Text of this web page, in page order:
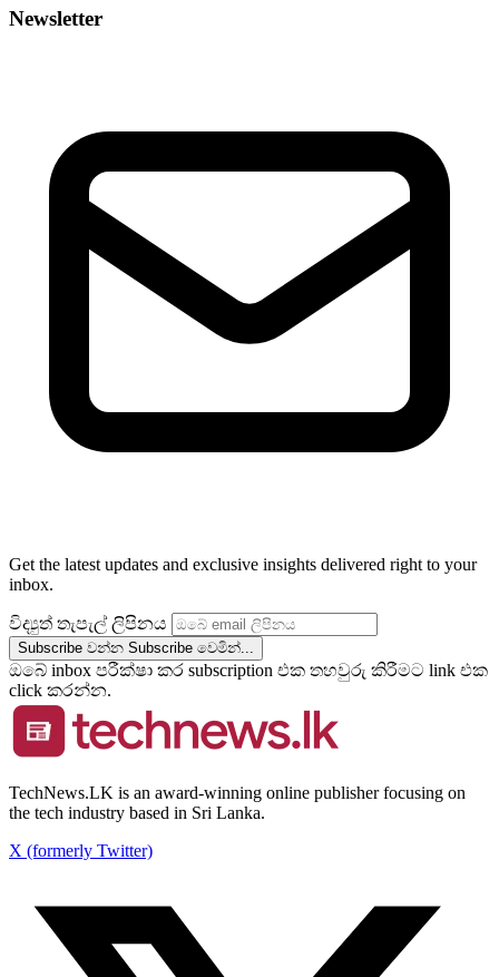
Newsletter
Get the latest updates and exclusive insights delivered right to your
inbox.
විද්‍යුත් තැපැල් ලිපිනය
Subscribe වන්න Subscribe වෙමින්...
ඔබේ inbox පරීක්ෂා කර subscription එක තහවුරු කිරීමට link එක
click කරන්න.
TechNews.LK is an award-winning online publisher focusing on
the tech industry based in Sri Lanka.
X (formerly Twitter)